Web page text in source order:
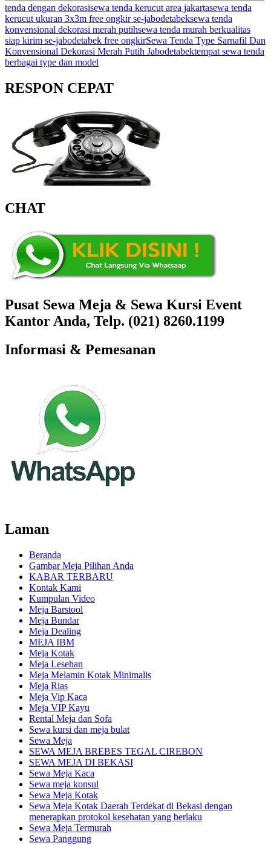
tenda dengan dekorasisewa tenda kerucut area jakartasewa tenda
kerucut ukuran 3x3m free ongkir se-jabodetabeksewa tenda
konvensional dekorasi merah putihsewa tenda murah berkualitas
siap kirim se-jabodetabek free ongkirSewa Tenda Type Sarnafil Dan
Konvensional Dekorasi Merah Putih Jabodetabektempat sewa tenda
berbagai type dan model
RESPON CEPAT
CHAT
Pusat Sewa Meja & Sewa Kursi Event
Kantor Anda, Telp. (021) 8260.1199
Informasi & Pemesanan
Laman
Beranda
Gambar Meja Pilihan Anda
KABAR TERBARU
Kontak Kami
Kumpulan Video
Meja Barstool
Meja Bundar
Meja Dealing
MEJA IBM
Meja Kotak
Meja Lesehan
Meja Melamin Kotak Minimalis
Meja Rias
Meja Vip Kaca
Meja VIP Kayu
Rental Meja dan Sofa
Sewa kursi dan meja bulat
Sewa Meja
SEWA MEJA BREBES TEGAL CIREBON
SEWA MEJA DI BEKASI
Sewa Meja Kaca
Sewa meja konsul
Sewa Meja Kotak
Sewa Meja Kotak Daerah Terdekat di Bekasi dengan
menerapkan protokol kesehatan yang berlaku
Sewa Meja Termurah
Sewa Panggung